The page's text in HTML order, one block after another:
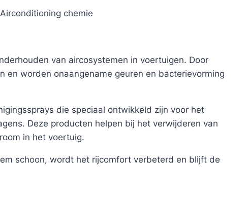
Airconditioning chemie
van aircosystemen in voertuigen. Door
worden onaangename geuren en bacterievorming
die speciaal ontwikkeld zijn voor het
Deze producten helpen bij het verwijderen van
in het voertuig.
schoon, wordt het rijcomfort verbeterd en blijft de